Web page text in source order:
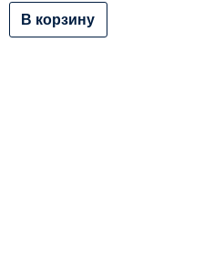
В корзину